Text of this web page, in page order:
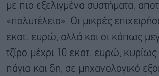
με πιο εξελιγμένα συστήματα,
«πολυτέλεια». Οι μικρές
εκατ. ευρώ, αλλά και οι κάπως
τζίρο μέχρι 10 εκατ. ευρώ,
πάγια και δη, σε μηχανολογικό